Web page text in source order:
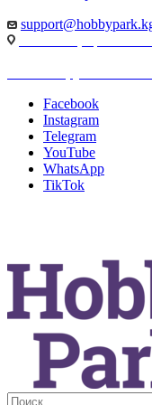
Facebook
Instagram
Telegram
YouTube
WhatsApp
TikTok